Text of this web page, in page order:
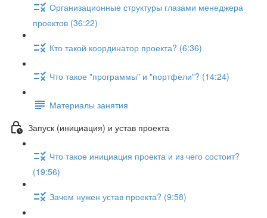
Организационные структуры глазами менеджера
проектов (36:22)
Кто такой координатор проекта? (6:36)
Что такое "программы" и "портфели"? (14:24)
Материалы занятия
Запуск (инициация) и устав проекта
Что такое инициация проекта и из чего состоит?
(19:56)
Зачем нужен устав проекта? (9:58)